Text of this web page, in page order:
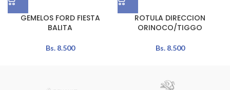
GEMELOS FORD FIESTA
BALITA
Bs.8.500
ROTULA DIRECCION
ORINOCO/TIGGO
Bs.8.500